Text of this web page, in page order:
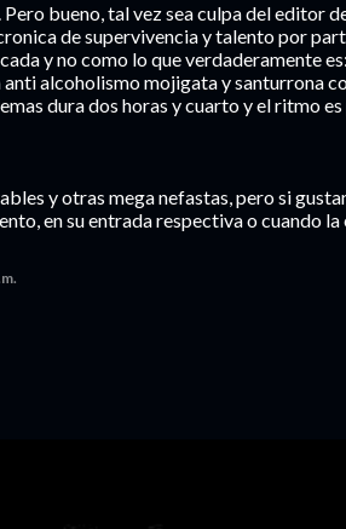
Pero bueno, tal vez sea culpa del editor
de supervivencia y talento por
y no como lo que verdaderamente
alcoholismo mojigata y santurrona
dura dos horas y cuarto y el ritmo
y otras mega nefastas, pero si
en su entrada respectiva o cuando la